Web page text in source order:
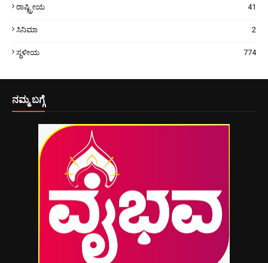
ರಾಷ್ಟ್ರೀಯ 41
ಸಿನಿಮಾ 2
ಸ್ಥಳೀಯ 774
ನಮ್ಮ ಬಗ್ಗೆ